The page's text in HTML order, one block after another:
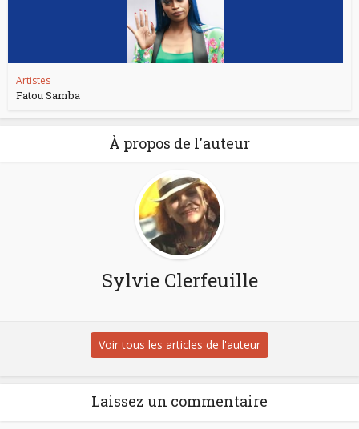
Artistes
Fatou Samba
À propos de l'auteur
Sylvie Clerfeuille
Voir tous les articles de l'auteur
Laissez un commentaire